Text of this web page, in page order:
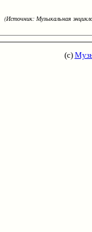
(Источник: Музыкальная
(с)